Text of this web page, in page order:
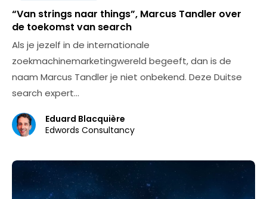
“Van strings naar things”, Marcus Tandler over
de toekomst van search
Als je jezelf in de internationale
zoekmachinemarketingwereld begeeft, dan is de
naam Marcus Tandler je niet onbekend. Deze Duitse
search expert…
Eduard Blacquière
Edwords Consultancy